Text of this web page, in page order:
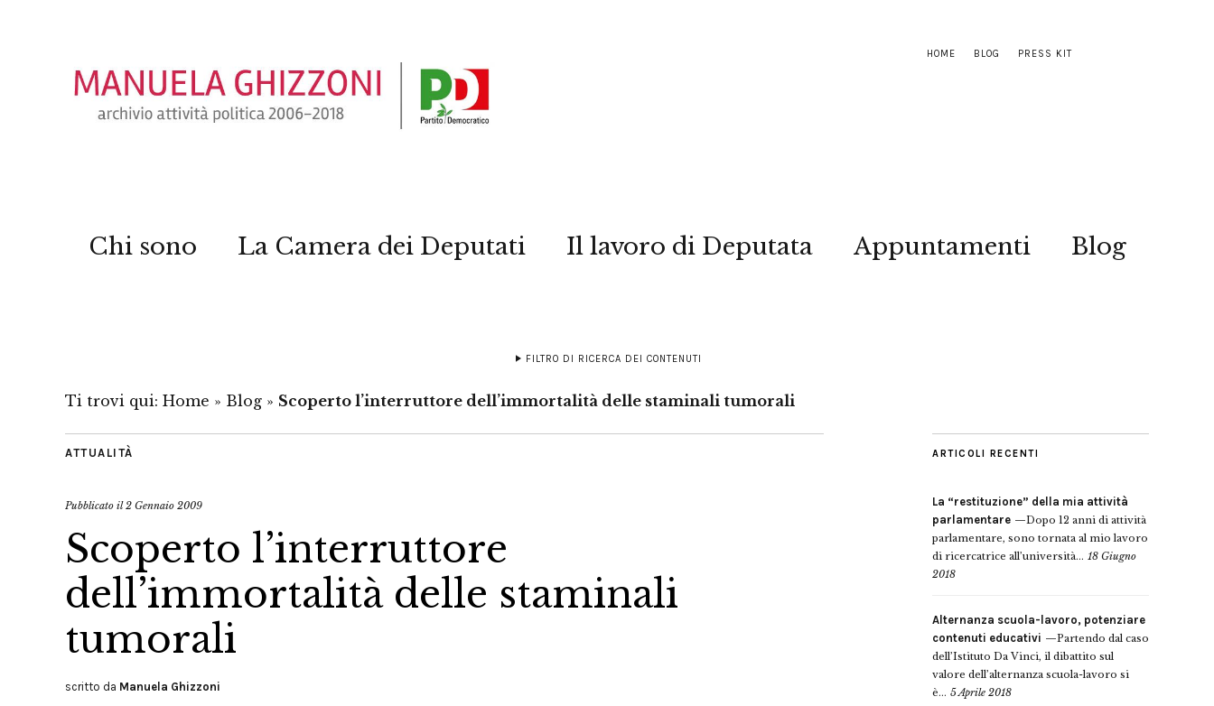
HOME BLOG PRESS KIT
Chi sono La Camera dei Deputati Il lavoro di Deputata Appuntamenti Blog
FILTRO DI RICERCA DEI CONTENUTI
Ti trovi qui: Home » Blog » Scoperto l’interruttore dell’immortalità delle staminali tumorali
ATTUALITÀ
Pubblicato il2 Gennaio 2009
Scoperto l’interruttore
dell’immortalità delle staminali
tumorali
scritto da Manuela Ghizzoni
ARTICOLI RECENTI
La “restituzione” della mia attività
parlamentare
Dopo 12 anni di attività
parlamentare, sono tornata al mio lavoro
di ricercatrice all’università... 18 Giugno
2018
Alternanza scuola-lavoro, potenziare
contenuti educativi
Partendo dal caso
dell’Istituto Da Vinci, il dibattito sul
valore dell’alternanza scuola-lavoro si
è... 5 Aprile 2018